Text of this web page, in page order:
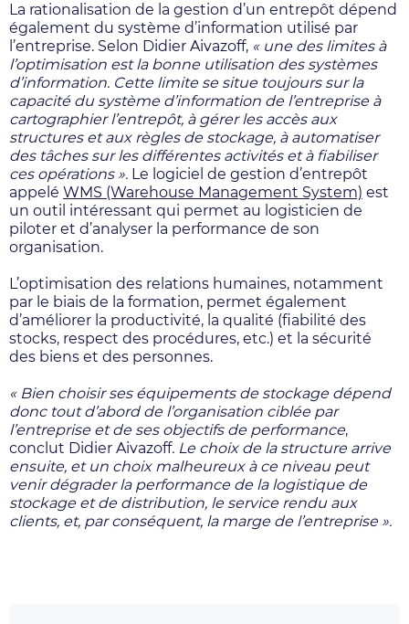
La rationalisation de la gestion d’un entrepôt dépend
également du système d’information utilisé par
l’entreprise. Selon Didier Aivazoff, « une des limites à
l’optimisation est la bonne utilisation des systèmes
d’information. Cette limite se situe toujours sur la
capacité du système d’information de l’entreprise à
cartographier l’entrepôt, à gérer les accès aux
structures et aux règles de stockage, à automatiser
des tâches sur les différentes activités et à fiabiliser
ces opérations ». Le logiciel de gestion d’entrepôt
appelé WMS (Warehouse Management System) est
un outil intéressant qui permet au logisticien de
piloter et d’analyser la performance de son
organisation.
L’optimisation des relations humaines, notamment
par le biais de la formation, permet également
d’améliorer la productivité, la qualité (fiabilité des
stocks, respect des procédures, etc.) et la sécurité
des biens et des personnes.
« Bien choisir ses équipements de stockage dépend
donc tout d’abord de l’organisation ciblée par
l’entreprise et de ses objectifs de performance,
conclut Didier Aivazoff. Le choix de la structure arrive
ensuite, et un choix malheureux à ce niveau peut
venir dégrader la performance de la logistique de
stockage et de distribution, le service rendu aux
clients, et, par conséquent, la marge de l’entreprise ».